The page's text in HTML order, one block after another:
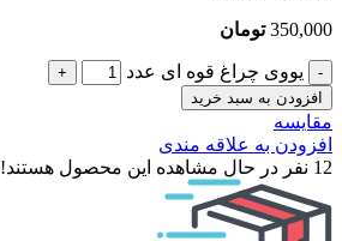
350,000 تومان
یووی چراغ قوه ای عدد
افزودن به سبد خرید
مقایسه
افزودن به علاقه مندی
12 نفر در حال مشاهده این محصول هستند!